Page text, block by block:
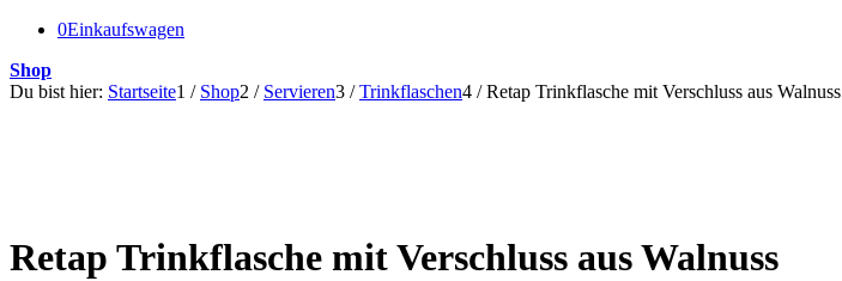
0Einkaufswagen
Shop
Du bist hier: Startseite1 / Shop2 / Servieren3 / Trinkflaschen4 / Retap Trinkflasche mit Verschluss aus Walnuss
Retap Trinkflasche mit Verschluss aus Walnuss